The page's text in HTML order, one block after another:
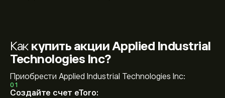
Как купить акции Applied Industrial
Technologies Inc?
Приобрести Applied Industrial Technologies Inc:
01
Создайте счет eToro: